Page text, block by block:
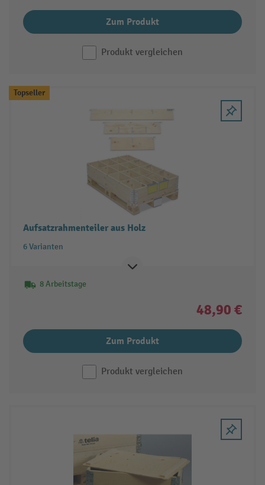
Zum Produkt
Produkt vergleichen
Topseller
Aufsatzrahmenteiler aus Holz
6 Varianten
8 Arbeitstage
48,90 €
Zum Produkt
Produkt vergleichen